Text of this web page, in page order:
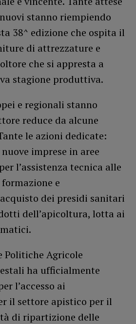
stanno riempiendo
38^ edizione che ospita il
di attrezzature e
che si appresta a
stagione produttiva.
e regionali stanno
reduce da alcune
le azioni dedicate:
imprese in aree
l’assistenza tecnica alle
e
dei presidi sanitari
dell’apicoltura, lotta ai
Politiche Agricole
ha ufficialmente
l’accesso ai
il settore apistico per il
di ripartizione delle